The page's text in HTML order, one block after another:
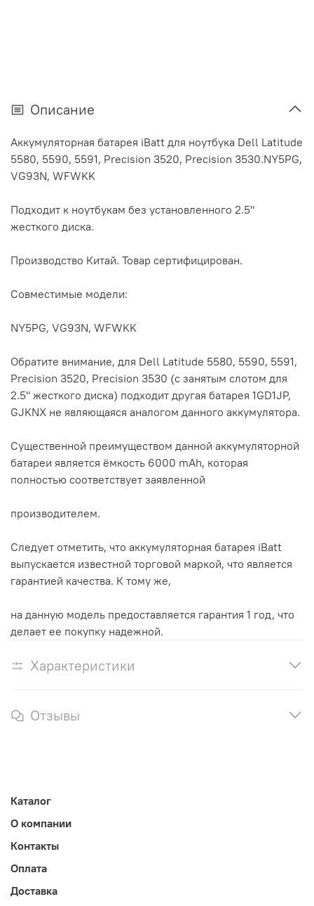
Описание
Аккумуляторная батарея iBatt для ноутбука Dell Latitude
5580, 5590, 5591, Precision 3520, Precision 3530.NY5PG,
VG93N, WFWKK
Подходит к ноутбукам без установленного 2.5"
жесткого диска.
Производство Китай. Товар сертифицирован.
Совместимые модели:
NY5PG, VG93N, WFWKK
Обратите внимание, для Dell Latitude 5580, 5590, 5591,
Precision 3520, Precision 3530 (с занятым слотом для
2.5" жесткого диска) подходит другая батарея 1GD1JP,
GJKNX не являющаяся аналогом данного аккумулятора.
Существенной преимуществом данной аккумуляторной
батареи является ёмкость 6000 mAh, которая
полностью соответствует заявленной
производителем.
Следует отметить, что аккумуляторная батарея iBatt
выпускается известной торговой маркой, что является
гарантией качества. К тому же,
на данную модель предоставляется гарантия 1 год, что
делает ее покупку надежной.
Характеристики
Отзывы
Каталог
О компании
Контакты
Оплата
Доставка